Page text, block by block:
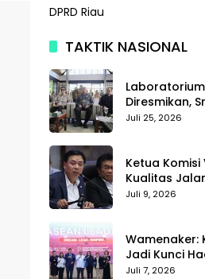
DPRD Riau
TAKTIK NASIONAL
Diresmikan,
Tegaskan
Juli 25, 2026
Ketua Komisi
Kualitas
Standar
Juli 9, 2026
Wamenaker:
Jadi Kunci
Transformasi
Juli 7, 2026